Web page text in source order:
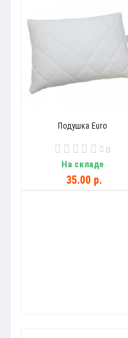
Подушка Euro
0
На складе
35.00 р.